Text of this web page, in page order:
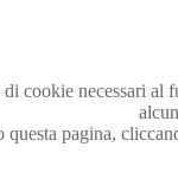
cookie necessari
questa pagina,